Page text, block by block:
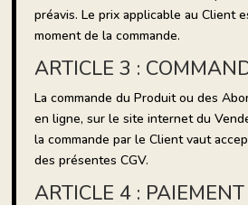
préavis. Le prix applicable au Client
moment de la commande.
ARTICLE 3 :
La commande du Produit ou des
en ligne, sur le site internet du
la commande par le Client vaut
des présentes CGV.
ARTICLE 4 : PAIEMENT